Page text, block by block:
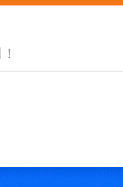
！